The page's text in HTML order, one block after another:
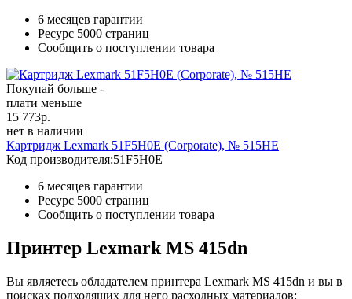
6 месяцев гарантии
Ресурс 5000 страниц
Сообщить о поступлении товара
Покупай больше -
плати меньше
15 773р.
нет в наличии
Картридж Lexmark 51F5H0E (Corporate), № 515HE
Код производителя:51F5H0E
6 месяцев гарантии
Ресурс 5000 страниц
Сообщить о поступлении товара
Принтер Lexmark MS 415dn
Вы являетесь обладателем принтера Lexmark MS 415dn и вы в
поисках подходящих для него расходных материалов: